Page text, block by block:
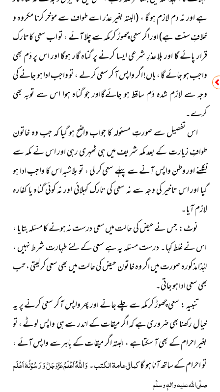
ہے اور نہ دم لازم ہو گا ،(البتہ بغیر عذر اسے طواف سے مؤخر کرنا مکروہ و
خلافِ سنت ہے)اور اگر سعی چھوڑ کر مکہ سے چلا آئے ، تو اب سعی کا تارک
قرار پائے گا اور بلا عذرِ شرعی ایسا کرنے پر گناہ گار ہوگا اور اس پر دَم بھی
واجب ہو جائے گا ، ہاں! اگر واپس آ کر سعی کر لے ، تو واجب ادا ہو جانے کی
وجہ سے لازم شدہ دَم ساقط ہو جائےگااور جو گناہ ہوا اس سے توبہ بھی
کرے۔
اس تفصیل سے صورتِ مسئولہ کا جواب واضح ہو گیا کہ جب وہ خاتون
طوافِ زیارت کے بعد مکہ شریف میں ہی ٹھہری رہی اور اس نے مکہ سے
نکلنے اور وطن واپس آنے سے پہلے سعی کر لی ، تو بلاشبہ اس کا واجب ادا ہو
گیا اور اس تاخیر کی وجہ سے نہ سعی کی تارک کہلائی اور نہ کوئی گناہ یا کفارہ
لازم آیا۔
نوٹ : جس نے حیض کی حالت میں سعی درست نہ ہونے کا مسئلہ بتایا ،
اس نے غلط کہا۔ درست مسئلہ یہ ہے سعی کے لئے طہارت شرط نہیں ،
لہٰذا مذکورہ صورت میں اگر وہ خاتون حیض کی حالت میں بھی سعی کر لیتی ، تب
بھی سعی ادا ہو جاتی۔
تنبیہ : سعی چھوڑ کر مکہ سے چلے جانے اور پھر واپس آ کر سعی کرنے پر یہ
خیال رکھنا بھی ضروری ہے کہ اگر میقات کے اندر سے ہی واپس لوٹے ، تو
بغیر احرام کے بھی آ سکتا ہے ، البتہ اگر میقات کے باہر سے واپس آئے ،
تو احرام کے ساتھ آنا ہو گاکما فی عامۃ الکتب۔وَاللہُاَعْلَمُعَزَّوَجَلَّوَ رَسُوْلُہٗ اَعْلَم
صلَّی اللہ علیہ واٰلہٖ وسلَّم